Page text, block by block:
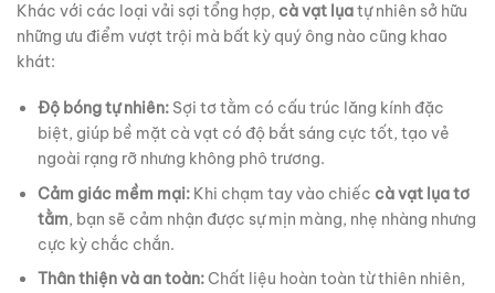
Khác với các loại vải sợi tổng hợp, cà vạt lụatự nhiên sở hữu
những ưu điểm vượt trội mà bất kỳ quý ông nào cũng khao
khát:
Độ bóng tự nhiên:Sợi tơ tằm có cấu trúc lăng kính đặc
biệt, giúp bề mặt cà vạt có độ bắt sáng cực tốt, tạo vẻ
ngoài rạng rỡ nhưng không phô trương.
Cảm giác mềm mại:Khi chạm tay vào chiếc cà vạt lụa tơ
tằm, bạn sẽ cảm nhận được sự mịn màng, nhẹ nhàng nhưng
cực kỳ chắc chắn.
Thân thiện và an toàn:Chất liệu hoàn toàn từ thiên nhiên,